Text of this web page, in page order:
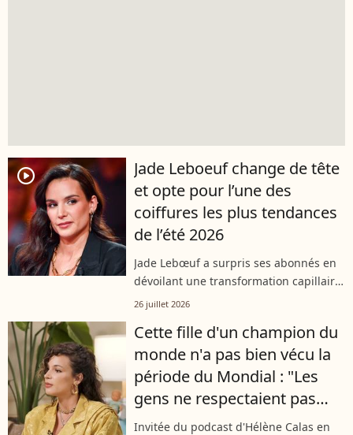
player2
Jade Leboeuf change de tête
et opte pour l’une des
coiffures les plus tendances
de l’été 2026
Jade Lebœuf a surpris ses abonnés en
dévoilant une transformation capillaire
radicale sur les réseaux sociaux. La fille
la case coiffeur pour...
26 juillet 2026
Cette fille d'un champion du
monde n'a pas bien vécu la
période du Mondial : "Les
gens ne respectaient pas
notre espace"
Invitée du podcast d'Hélène Calas en